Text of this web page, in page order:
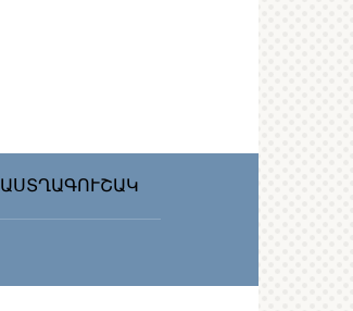
ԱՍՏՂԱԳՈՒՇԱԿ